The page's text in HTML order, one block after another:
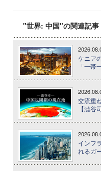
"世界: 中国"の関連記事
ケニア
「一帯
交流重
【澁谷
インフ
れるガ